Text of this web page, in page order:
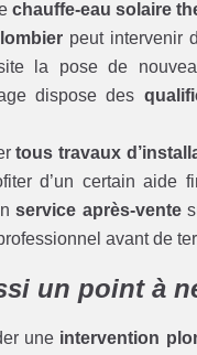
chauffe-eau solaire
peut intervenir
la pose de
dispose des
tous travaux
d’un certain aide
service après-vente
avant de
un point à
une intervention